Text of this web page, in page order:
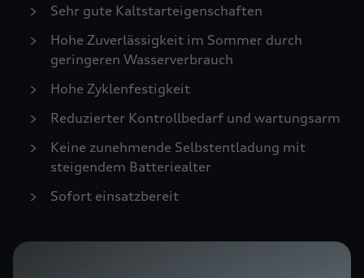
Sehr gute Kaltstarteigenschaften
Hohe Zuverlässigkeit im Sommer durch
geringeren Wasserverbrauch
Hohe Zyklenfestigkeit
Reduzierter Kontrollbedarf und wartungsarm
Keine zunehmende Selbstentladung mit
steigendem Batteriealter
Sofort einsatzbereit